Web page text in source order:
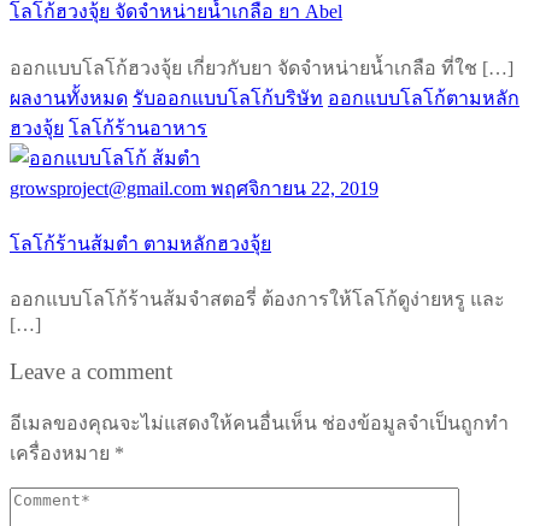
โลโก้ฮวงจุ้ย จัดจำหน่ายน้ำเกลือ ยา Abel
ออกแบบโลโก้ฮวงจุ้ย เกี่ยวกับยา จัดจำหน่ายน้ำเกลือ ที่ใช […]
ผลงานทั้งหมด รับออกแบบโลโก้บริษัท ออกแบบโลโก้ตามหลัก
ฮวงจุ้ย โลโก้ร้านอาหาร
growsproject@gmail.com พฤศจิกายน 22, 2019
โลโก้ร้านส้มตำ ตามหลักฮวงจุ้ย
ออกแบบโลโก้ร้านส้มจำสตอรี่ ต้องการให้โลโก้ดูง่ายหรู และ
[…]
Leave a comment
อีเมลของคุณจะไม่แสดงให้คนอื่นเห็น ช่องข้อมูลจำเป็นถูกทำ
เครื่องหมาย *